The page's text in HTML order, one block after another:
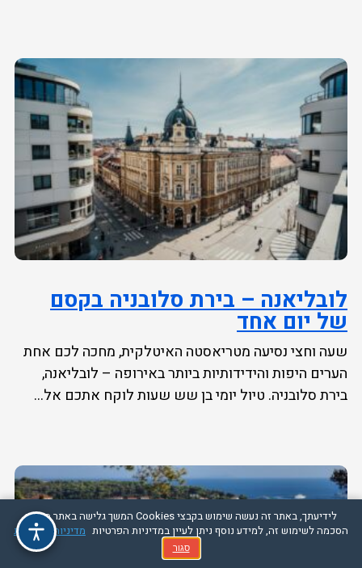
לובליאנה – בירת סלובניה בקסם
של יום אחד
שעה וחצי נסיעה מטריאסטה האיטלקית, מחכה לכם אחת
הערים היפות והידידותיות ביותר באירופה – לובליאנה,
בירת סלובניה. טיול יומי בן שש שעות לוקח אתכם אל...
לידיעתך, באתר זה נעשה שימוש בקבצי Cookies המשך גלישה באתר מהווה
הסכמה לשימוש זה, למידע נוסף ניתן לעיין במדיניות הפרטיות מדיניות הפרטיות
סגור